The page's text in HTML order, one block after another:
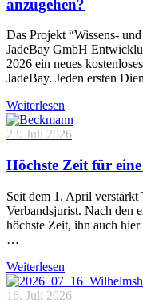
anzugehen?
Das Projekt “Wissens-
JadeBay GmbH
2026 ein neues
JadeBay. Jeden ersten
Weiterlesen
23. Juli 2026
Höchste Zeit für
Seit dem 1. April verstärkt
Verbandsjurist. Nach den
höchste Zeit, ihn auch
…
Weiterlesen
16. Juli 2026